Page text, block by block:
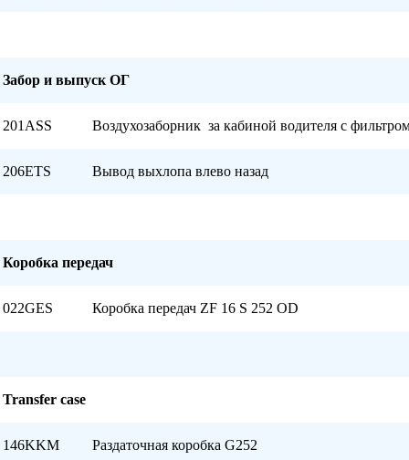
Забор и выпуск ОГ
201ASS Воздухозаборник за кабиной водителя с
206ETS Вывод выхлопа влево назад
Коробка передач
022GES Коробка передач ZF 16 S 252 OD
Transfer case
146KKM Раздаточная коробка G252